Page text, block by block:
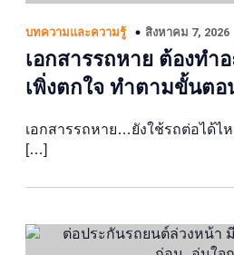
บทความและความรู้ สิงหาคม 7, 2026
เอกสารรถหาย ต้องทำ
เพิ่งตกใจ ทำตามขั้นตอ
เอกสารรถหาย…ยังใช้รถต่อได้ไ
[…]